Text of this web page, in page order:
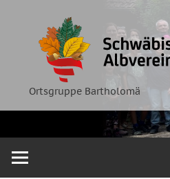
springen
Ortsgruppe Bartholomä
Ortsgruppe
Bartholomä